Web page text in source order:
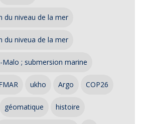
du niveau de la mer
du niveua de la mer
Malo ; submersion marine
ukho Argo COP26
géomatique histoire